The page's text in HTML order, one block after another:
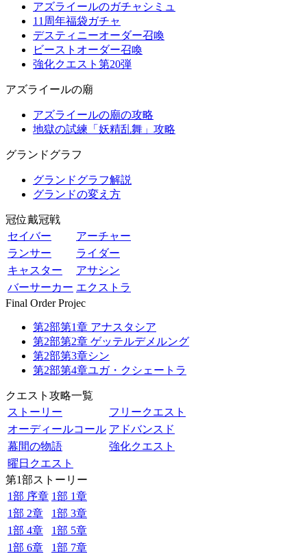
アズライールのガチャシミュ
11周年福袋ガチャ
デスティニーオーダー召喚
ビーストオーダー召喚
強化クエスト第20弾
アズライールの廟
アズライールの廟の攻略
地獄の試練「妖精乱舞」攻略
グランドグラフ
グランドグラフ解説
グランドの変え方
冠位戴冠戦
セイバー
アーチャー
ランサー
ライダー
キャスター
アサシン
バーサーカー エクストラ
Final Order Projec
第2部第1章 アナスタシア
第2部第2章 ゲッテルデメルング
第2部第3章シン
第2部第4章ユガ・クシェートラ
クエスト攻略一覧
ストーリー
フリークエスト
オーディールコール アドバンスド
幕間の物語
強化クエスト
曜日クエスト
第1部ストーリー
1部 序章 1部 1章
1部 2章
1部 3章
1部 4章
1部 5章
1部 6章
1部 7章